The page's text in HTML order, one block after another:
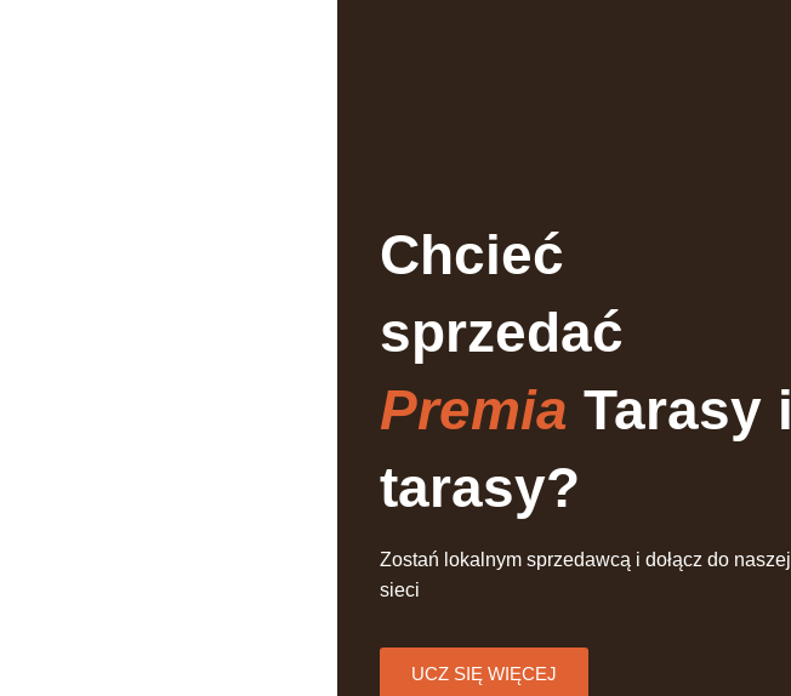
Chcieć
sprzedać
Premia Tarasy i
tarasy?
Zostań lokalnym sprzedawcą i dołącz do naszej
sieci
UCZ SIĘ WIĘCEJ